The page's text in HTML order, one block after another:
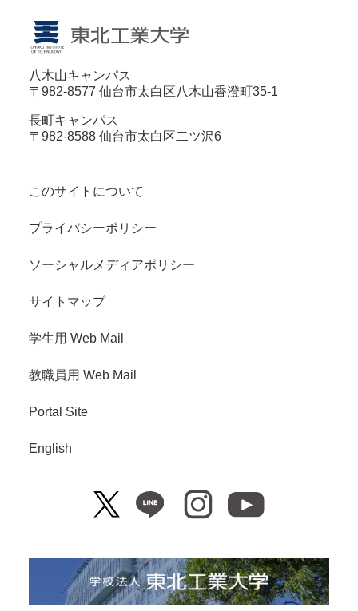
八木山キャンパス
〒982-8577 仙台市太白区八木山香澄町35-1
長町キャンパス
〒982-8588 仙台市太白区二ツ沢6
このサイトについて
プライバシーポリシー
ソーシャルメディアポリシー
サイトマップ
学生用 Web Mail
教職員用 Web Mail
Portal Site
English